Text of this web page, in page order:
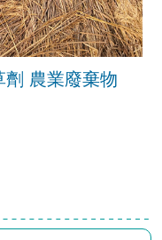
農業廢棄物